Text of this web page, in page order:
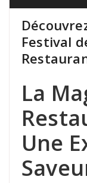
Festival
La
Une